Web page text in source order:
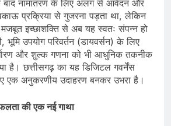
नामांतरण के लिए अलग से आवेदन और
प्रक्रिया से गुजरना पड़ता था, लेकिन
इच्छाशक्ति से अब यह स्वतः संपन्न हो
उपयोग परिवर्तन (डायवर्सन) के लिए
और शुल्क गणना को भी आधुनिक तकनीक
है। छत्तीसगढ़ का यह डिजिटल गवर्नेंस
अनुकरणीय उदाहरण बनकर उभरा है।
की एक नई गाथा